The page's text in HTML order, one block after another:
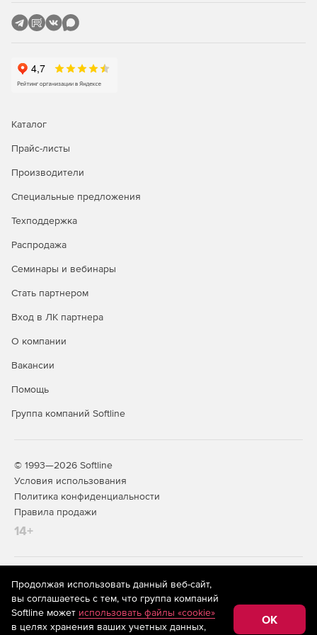
Функции
Модель поддерживает функцию холодного старта,
позволяющую включить источник бесперебойного
питания даже при отсутствии напряжения в сети. Режим
отключения системы. Такие возможности делают Smart
защиты вычислительного и телекоммуникационного
стабильную работу и длительный срок службы
оборудования в условиях нестабильной сети.
Каталог
Прайс-листы
Производители
Специальные предложения
Техподдержка
Распродажа
Семинары и вебинары
Стать партнером
Вход в ЛК партнера
О компании
Вакансии
Помощь
Группа компаний Softline
© 1993—2026 Softline
Условия использования
Политика конфиденциальности
Правила продажи
14+
На информационном ресурсе store.softline.ru применяются
рекомендательные технологии
(информационные технологии
предоставления информации на основе сбора,
систематизации и анализа сведений, относящихся к
предпочтениям пользователей сети «Интернет»,
Продолжая использовать данный веб-сайт,
вы соглашаетесь с тем, что группа компаний
Softline может использовать файлы «cookie»
в целях хранения ваших учетных данных,
OK